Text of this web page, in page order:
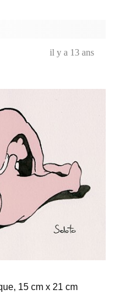
il y a 13 ans
15 cm x 21 cm